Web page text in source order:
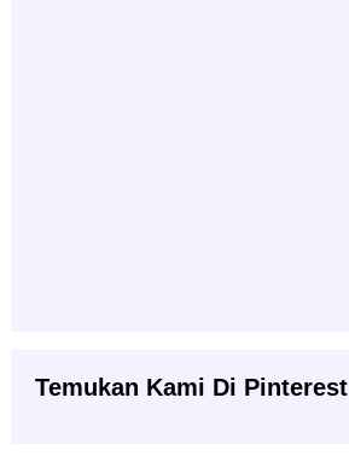
Temukan Kami Di Pinterest